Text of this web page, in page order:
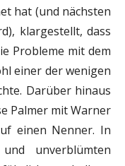
hat (und nächsten
klargestellt, dass
Probleme mit dem
einer der wenigen
Darüber hinaus
Palmer mit Warner
einen Nenner. In
unverblümten